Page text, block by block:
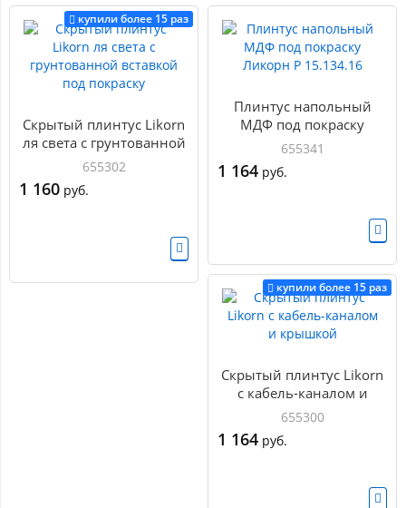
купили более 15 раз
Скрытый плинтус Likorn
ля света с грунтованной
вставкой под покраску
655302
1 160 руб.
Плинтус напольный
МДФ под покраску
Ликорн Р 15.134.16
655341
1 164 руб.
купили более 15 раз
Скрытый плинтус Likorn
с кабель-каналом и
крышкой
655300
1 164 руб.